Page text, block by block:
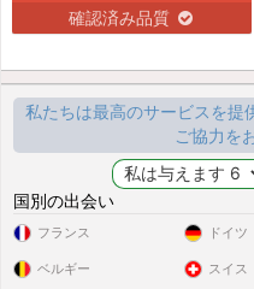
確認済み品質
私たちは最高のサービスを提
ご協力を
国別の出会い
フランス
ベルギー
ドイツ
スイス